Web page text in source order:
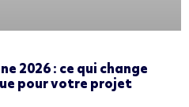
2026 : ce qui change
pour votre projet